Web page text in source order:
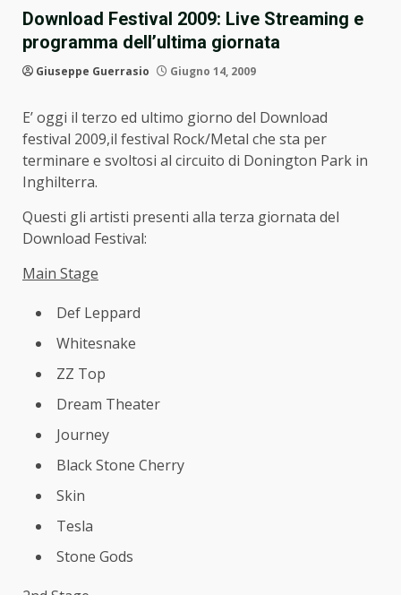
Download Festival 2009: Live Streaming e
programma dell’ultima giornata
Giuseppe Guerrasio Giugno 14, 2009
E’ oggi il terzo ed ultimo giorno del Download
festival 2009,il festival Rock/Metal che sta per
terminare e svoltosi al circuito di Donington Park in
Inghilterra.
Questi gli artisti presenti alla terza giornata del
Download Festival:
Main Stage
Def Leppard
Whitesnake
ZZ Top
Dream Theater
Journey
Black Stone Cherry
Skin
Tesla
Stone Gods